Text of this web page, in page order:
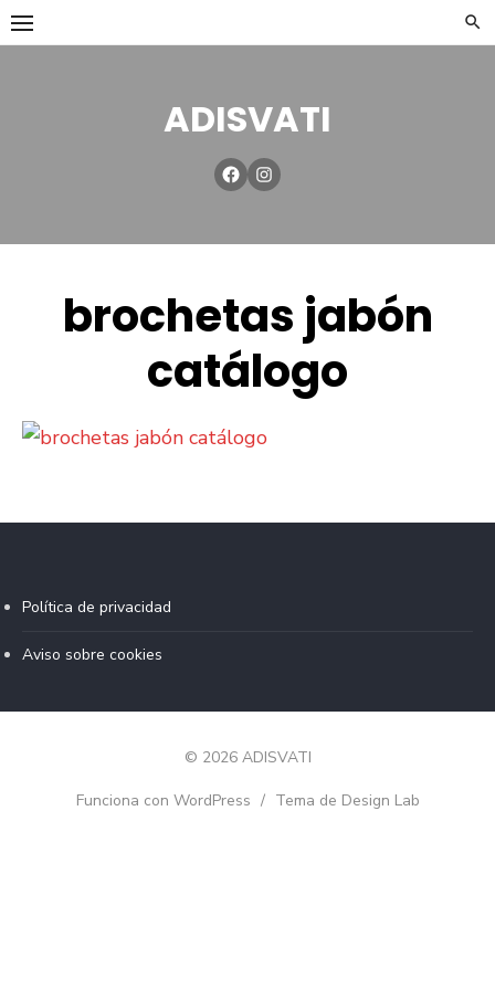
ADISVATI
brochetas jabón
catálogo
Política de privacidad
Aviso sobre cookies
© 2026 ADISVATI
Funciona con WordPress / Tema de Design Lab